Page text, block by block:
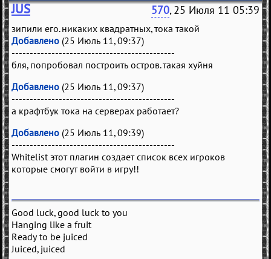
JUS 570, 25 Июля 11 05:39
зипили его. никаких квадратных, тока такой
Добавлено (25 Июль 11, 09:37)
---------------------------------------------
бля, попробовал построить остров. такая хуйня
Добавлено (25 Июль 11, 09:37)
---------------------------------------------
а крафтбук тока на серверах работает?
Добавлено (25 Июль 11, 09:39)
---------------------------------------------
Whitelist этот плагин создает список всех игроков
которые смогут войти в игру!!
Good luck, good luck to you
Hanging like a fruit
Ready to be juiced
Juiced, juiced